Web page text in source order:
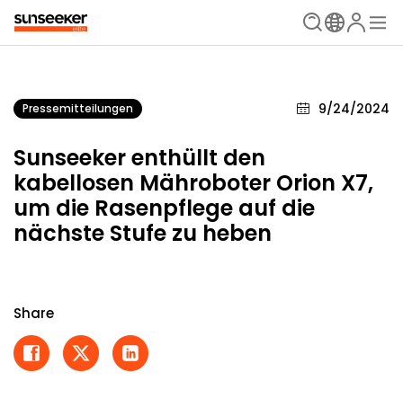
Pressemitteilungen 9/24/2024
Sunseeker enthüllt den
kabellosen Mähroboter Orion X7,
um die Rasenpflege auf die
nächste Stufe zu heben
Share